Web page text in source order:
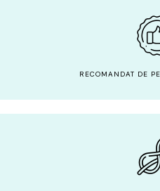
RECOMANDAT DE